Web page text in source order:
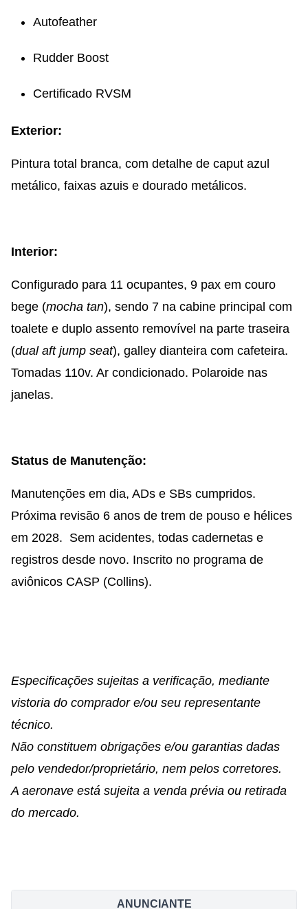
Autofeather
Rudder Boost
Certificado RVSM
Exterior:
Pintura total branca, com detalhe de caput azul
metálico, faixas azuis e dourado metálicos.
Interior:
Configurado para 11 ocupantes, 9 pax em couro
bege (mocha tan), sendo 7 na cabine principal com
toalete e duplo assento removível na parte traseira
(dual aft jump seat), galley dianteira com cafeteira.
Tomadas 110v. Ar condicionado. Polaroide nas
janelas.
Status de Manutenção:
Manutenções em dia, ADs e SBs cumpridos.
Próxima revisão 6 anos de trem de pouso e hélices
em 2028. Sem acidentes, todas cadernetas e
registros desde novo. Inscrito no programa de
aviônicos CASP (Collins).
Especificações sujeitas a verificação, mediante
vistoria do comprador e/ou seu representante
técnico.
Não constituem obrigações e/ou garantias dadas
pelo vendedor/proprietário, nem pelos corretores.
A aeronave está sujeita a venda prévia ou retirada
do mercado.
ANUNCIANTE